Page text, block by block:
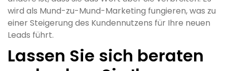
wird als Mund-zu-Mund-Marketing fungieren, was zu
einer Steigerung des Kundennutzens für Ihre neuen
Leads führt.
Lassen Sie sich beraten